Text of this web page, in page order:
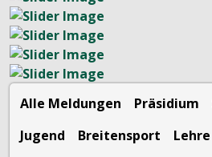
Alle Meldungen Präsidium
Jugend
Breitensport Lehre